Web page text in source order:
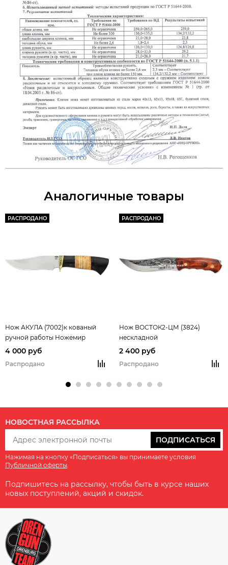
Аналогичные товары
РАСПРОДАНО
Нож АКУЛА (7002)к кованый
ручной работы Ножемир
4 000 руб
Распродано
РАСПРОДАНО
Нож ВОСТОК2-ЦМ (3824)
нескладной
цельнометаллический Кизляр с
кожаными ножнами
2 400 руб
Распродано
НОВОСТНАЯ РАССЫЛКА
ПОДПИСАТЬСЯ
Нажимая на кнопку «Подписаться» вы принимаете условия
Публичной оферты
Подпишитесь на рассылку, чтобы быть в курсе наших
новых поступлений, акций и скидок.